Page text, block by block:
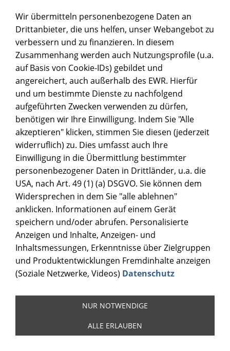
Wir übermitteln personenbezogene Daten an
Drittanbieter, die uns helfen, unser Webangebot zu
verbessern und zu finanzieren. In diesem
Zusammenhang werden auch Nutzungsprofile (u.a.
auf Basis von Cookie-IDs) gebildet und
angereichert, auch außerhalb des EWR. Hierfür
und um bestimmte Dienste zu nachfolgend
aufgeführten Zwecken verwenden zu dürfen,
benötigen wir Ihre Einwilligung. Indem Sie "Alle
akzeptieren" klicken, stimmen Sie diesen (jederzeit
widerruflich) zu. Dies umfasst auch Ihre
Einwilligung in die Übermittlung bestimmter
personenbezogener Daten in Drittländer, u.a. die
USA, nach Art. 49 (1) (a) DSGVO. Sie können dem
Widersprechen in dem Sie "alle ablehnen"
anklicken. Informationen auf einem Gerät
speichern und/oder abrufen. Personalisierte
Anzeigen und Inhalte, Anzeigen- und
Inhaltsmessungen, Erkenntnisse über Zielgruppen
und Produktentwicklungen Fremdinhalte anzeigen
(Soziale Netzwerke, Videos) Datenschutz
NUR NOTWENDIGE
ALLE ERLAUBEN